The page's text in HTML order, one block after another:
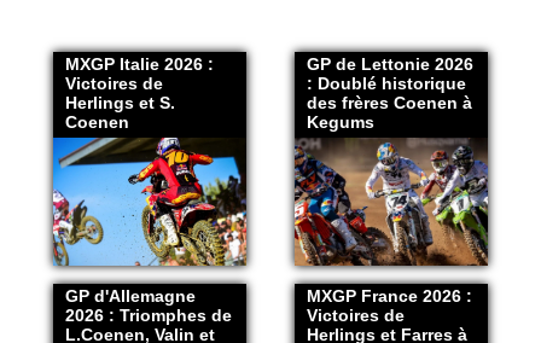
MXGP Italie 2026 :
Victoires de
Herlings et S.
Coenen
GP de Lettonie 2026
: Doublé historique
des frères Coenen à
Kegums
GP d'Allemagne
2026 : Triomphes de
L.Coenen, Valin et
MXGP France 2026 :
Victoires de
Herlings et Farres à